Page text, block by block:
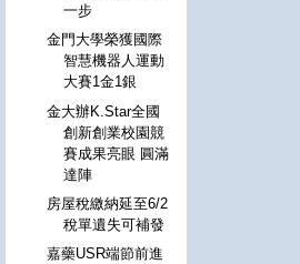
一步
金門大學榮獲國際
智慧機器人運動
大賽1金1銀
金大辦K.Star全國
創新創業校園競
賽成果亮眼 圓滿
達陣
房屋稅繳納延至6/2
稅單遺失可補發
嘉藥USR端節前進